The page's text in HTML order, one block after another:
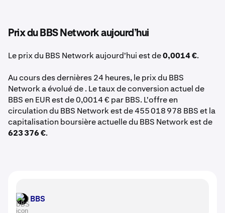
Prix du BBS Network aujourd’hui
Le prix du BBS Network aujourd'hui est de0,0014 €.
Au cours des dernières 24 heures, le prix du BBS
Network a évolué de . Le taux de conversion actuel de
BBS en EUR est de 0,0014 € par BBS. L'offre en
circulation du BBS Network est de 455 018 978 BBS et la
capitalisation boursière actuelle du BBS Network est de
623 376 €.
BBS BBS